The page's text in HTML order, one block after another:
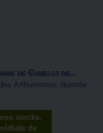
de Camelot de...
Arthuriennes illustrée
stocks.
de